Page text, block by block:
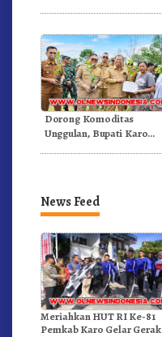
Dorong Komoditas
Unggulan, Bupati Karo
News Feed
Meriahkan HUT RI Ke-81
Pemkab Karo Gelar Gerak